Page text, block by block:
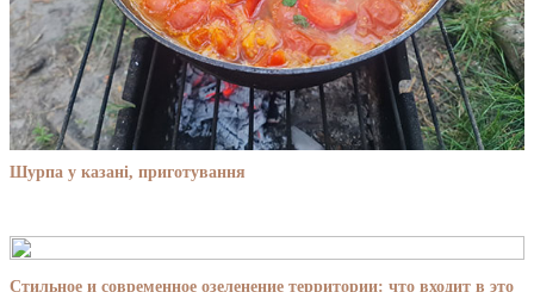
Шурпа у казані, приготування
Стильное и современное озеленение территории: что входит в это